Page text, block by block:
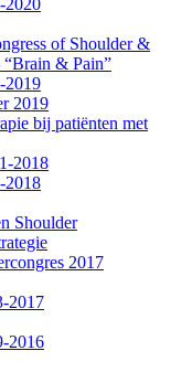
2020
of Shoulder &
& Pain”
2019
2019
bij patiënten met
2018
2018
Shoulder
2017
2017
2016